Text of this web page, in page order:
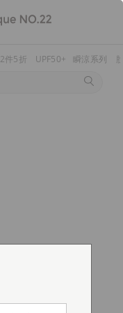
2件5折 UPF50+ 瞬涼系列